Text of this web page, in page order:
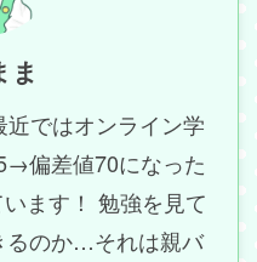
ま
ではオンライン学
偏差値70になった
ます！ 勉強を見て
るのか…それは親バ